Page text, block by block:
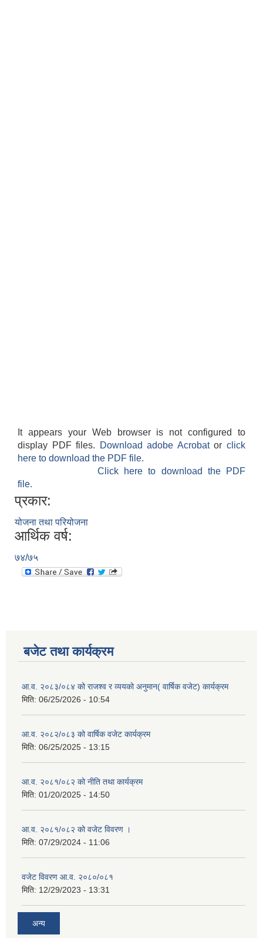
It appears your Web browser is not configured to
display PDF files.
Download adobe Acrobatorclick
here to download the PDF file.
Click here to download the PDF
file.
प्रकार:
योजना तथा परियोजना
आर्थिक वर्ष:
७४/७५
बजेट तथा कार्यक्रम
आ.व. २०८३/०८४ को राजश्व र व्ययको अनुमान( वार्षिक वजेट) कार्यक्रम
मिति: 06/25/2026 - 10:54
आ.व. २०८२/०८३ को वार्षिक वजेट कार्यक्रम
मिति: 06/25/2025 - 13:15
आ.व. २०८१/०८२ को नीति तथा कार्यक्रम
मिति: 01/20/2025 - 14:50
आ.व. २०८१/०८२ को वजेट विवरण ।
मिति: 07/29/2024 - 11:06
वजेट विवरण आ.व. २०८०/०८१
मिति: 12/29/2023 - 13:31
अन्य